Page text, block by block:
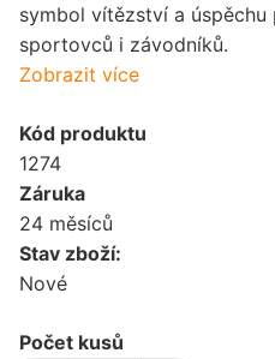
symbol vítězství a
sportovců i závodníků.
Zobrazit více
Kód produktu
1274
Záruka
24 měsíců
Stav zboží:
Nové
Počet kusů